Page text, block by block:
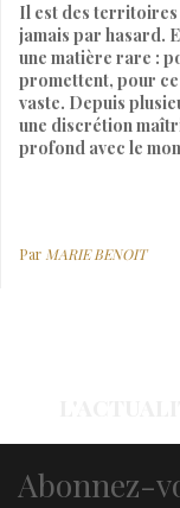
Il est des territoires
jamais par hasard.
une matière rare :
promettent, pour ce
vaste. Depuis
une discrétion
profond avec le
ParMARIE BENOIT
Abonnez-